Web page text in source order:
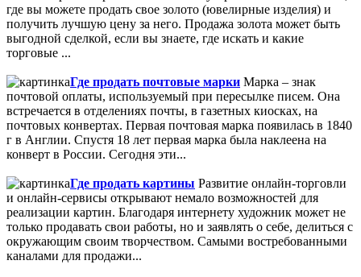
где вы можете продать свое золото (ювелирные изделия) и
получить лучшую цену за него. Продажа золота может быть
выгодной сделкой, если вы знаете, где искать и какие
торговые ...
Где продать почтовые марки Марка – знак
почтовой оплаты, используемый при пересылке писем. Она
встречается в отделениях почты, в газетных киосках, на
почтовых конвертах. Первая почтовая марка появилась в 1840
г в Англии. Спустя 18 лет первая марка была наклеена на
конверт в России. Сегодня эти...
Где продать картины Развитие онлайн-торговли
и онлайн-сервисы открывают немало возможностей для
реализации картин. Благодаря интернету художник может не
только продавать свои работы, но и заявлять о себе, делиться с
окружающим своим творчеством. Самыми востребованными
каналами для продажи...